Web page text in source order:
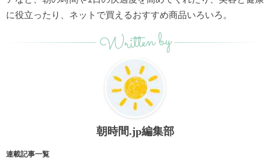
に役立ったり、ネットで買えるおすすめ商品いろいろ。
Written by
朝時間.jp編集部
連載記事一覧